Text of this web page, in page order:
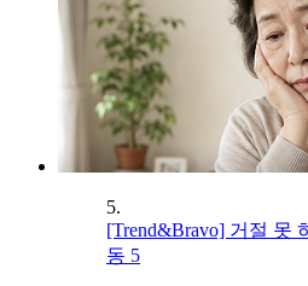
5.
[Trend&Bravo] 거절 못
동 5